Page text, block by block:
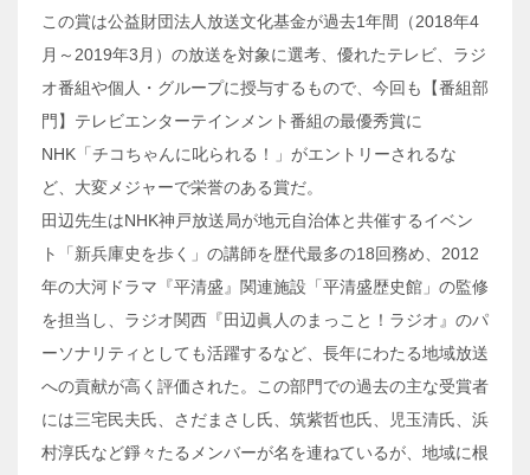
この賞は公益財団法人放送文化基金が過去1年間（2018年4
月～2019年3月）の放送を対象に選考、優れたテレビ、ラジ
オ番組や個人・グループに授与するもので、今回も【番組部
門】テレビエンターテインメント番組の最優秀賞に
NHK「チコちゃんに叱られる！」がエントリーされるな
ど、大変メジャーで栄誉のある賞だ。
田辺先生はNHK神戸放送局が地元自治体と共催するイベン
ト「新兵庫史を歩く」の講師を歴代最多の18回務め、2012
年の大河ドラマ『平清盛』関連施設「平清盛歴史館」の監修
を担当し、ラジオ関西『田辺眞人のまっこと！ラジオ』のパ
ーソナリティとしても活躍するなど、長年にわたる地域放送
への貢献が高く評価された。この部門での過去の主な受賞者
には三宅民夫氏、さだまさし氏、筑紫哲也氏、児玉清氏、浜
村淳氏など錚々たるメンバーが名を連ねているが、地域に根